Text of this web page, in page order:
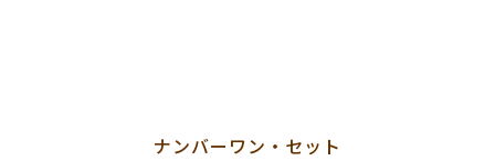
ナンバーワン・セット